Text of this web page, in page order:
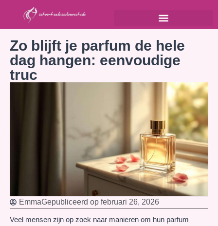
Zo blijft je parfum de hele
dag hangen: eenvoudige
truc
EmmaGepubliceerd op februari 26, 2026
Veel mensen zijn op zoek naar manieren om hun parfum